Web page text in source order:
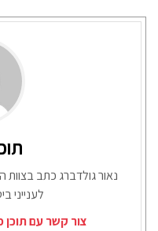
נאור גולדברג כתב בצוות
לענייני
צור קשר עם תוכן